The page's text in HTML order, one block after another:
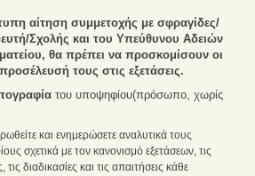
αίτηση συμμετοχής με σφραγίδες/
Σχολής και του Υπεύθυνου Αδειών
θα πρέπει να προσκομίσουν οι
τους στις εξετάσεις.
του υποψηφίου(πρόσωπο, χωρίς
και ενημερώσετε αναλυτικά τους
σχετικά με τον κανονισμό εξετάσεων, τις
διαδικασίες και τις απαιτήσεις κάθε